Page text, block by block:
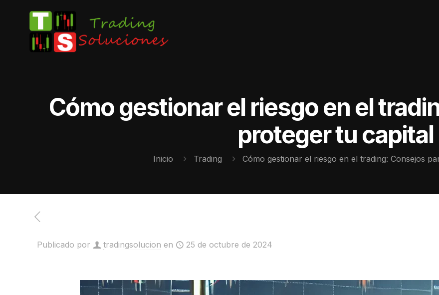
Cómo gestionar el riesgo en el
proteger tu capital
Inicio Trading Cómo gestionar el riesgo en el trading: Consejos
Publicado por tradingsolucion en 25 de octubre de 2024